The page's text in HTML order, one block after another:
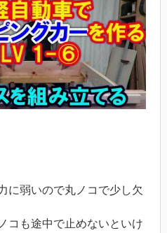
に弱いので丸ノコで少し欠
コも途中で止めないといけ